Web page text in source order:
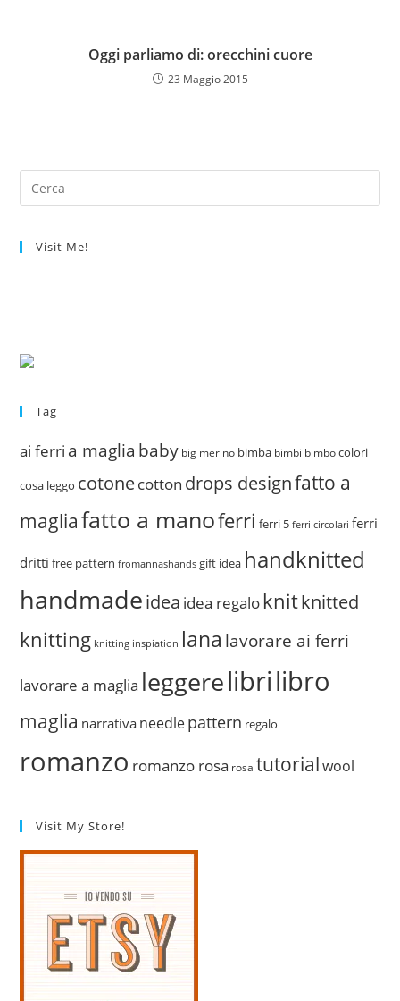
Oggi parliamo di: orecchini cuore
23 Maggio 2015
Visit Me!
Tag
ai ferri a maglia baby big merino bimba bimbi bimbo colori
cosa leggo cotonecotton drops designfatto a
magliafatto a manoferri ferri 5 ferri circolari ferri
dritti free pattern fromannashands gift idea handknitted
handmadeidea idea regalo knitknitted
knitting knitting inspiation lana lavorare ai ferri
lavorare a maglia leggerelibrilibro
maglia narrativa needlepattern regalo
romanzo romanzo rosa rosa tutorial wool
Visit My Store!